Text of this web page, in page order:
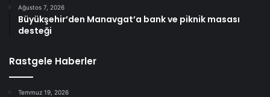
Ağustos 7, 2026
Büyükşehir’den Manavgat’a bank ve piknik masası
desteği
Rastgele Haberler
Temmuz 19, 2026